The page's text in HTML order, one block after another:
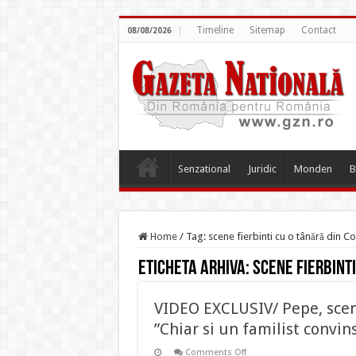
08/08/2026 Timeline Sitemap Contact
Senzational Juridic Monden
Home / Tag: scene fierbinti cu o tânără din
Eticheta arhiva:scene fierbinti
VIDEO EXCLUSIV/ Pepe,
”Chiar si un familist
Comments Offon